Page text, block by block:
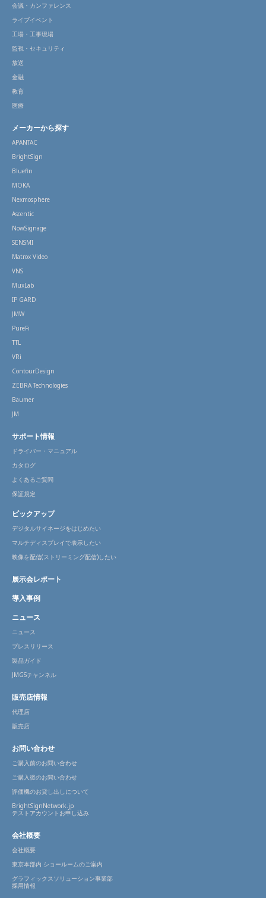
会議・カンファレンス
ライブイベント
工場・工事現場
監視・セキュリティ
放送
金融
教育
医療
メーカーから探す
APANTAC
BrightSign
Bluefin
MOKA
Nexmosphere
Ascentic
NowSignage
SENSMI
Matrox Video
VNS
MuxLab
IP GARD
JMW
PureFi
TTL
VRi
ContourDesign
ZEBRA Technologies
Baumer
JM
サポート情報
ドライバー・マニュアル
カタログ
よくあるご質問
保証規定
ピックアップ
デジタルサイネージをはじめたい
マルチディスプレイで表示したい
映像を配信(ストリーミング配信)したい
展示会レポート
導入事例
ニュース
ニュース
プレスリリース
製品ガイド
JMGSチャンネル
販売店情報
代理店
販売店
お問い合わせ
ご購入前のお問い合わせ
ご購入後のお問い合わせ
評価機のお貸し出しについて
BrightSignNetwork.jp
テストアカウントお申し込み
会社概要
会社概要
東京本部内 ショールームのご案内
グラフィックスソリューション事業部
採用情報